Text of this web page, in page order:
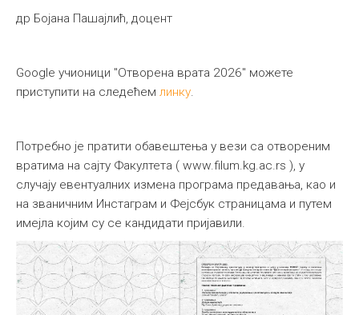
др Бојана Пашајлић, доцент
Google учионици "Отворена врата 2026" можете
приступити на следећем линку.
Потребно је пратити обавештења у вези са отвореним
вратима на сајту Факултета ( www.filum.kg.ac.rs ), у
случају евентуалних измена програма предавања, као и
на званичним Инстаграм и Фејсбук страницама и путем
имејла којим су се кандидати пријавили.